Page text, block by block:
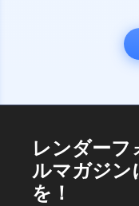
レンダーフ
ルマガジン
を！